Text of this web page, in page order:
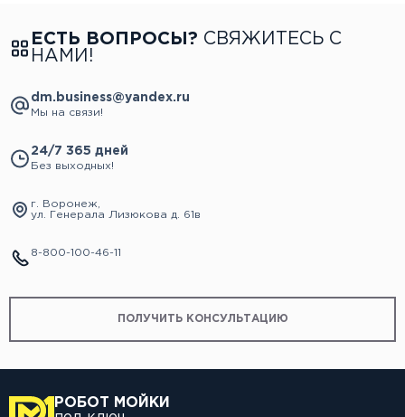
ЕСТЬ ВОПРОСЫ? СВЯЖИТЕСЬ С
НАМИ!
dm.business@yandex.ru
Мы на связи!
24/7 365 дней
Без выходных!
г. Воронеж,
ул. Генерала Лизюкова д. 61в
8-800-100-46-11
ПОЛУЧИТЬ КОНСУЛЬТАЦИЮ
РОБОТ МОЙКИ